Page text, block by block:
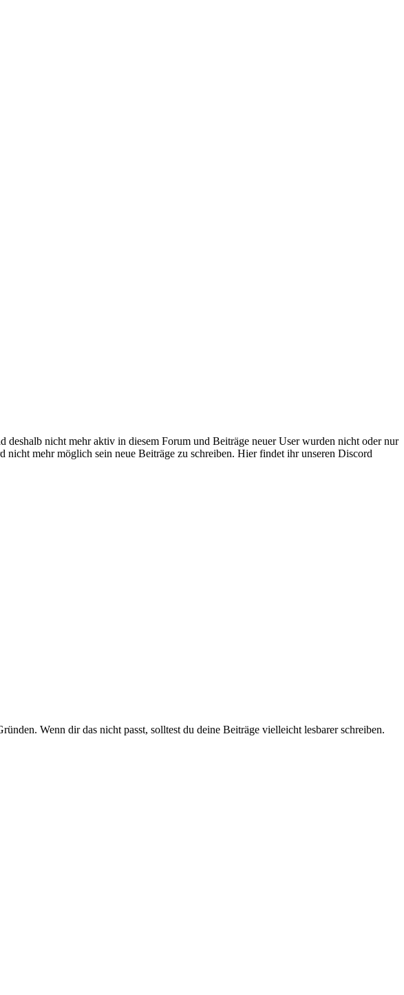
nicht mehr aktiv in diesem Forum und Beiträge neuer User wurden nicht oder nur
mehr möglich sein neue Beiträge zu schreiben. Hier findet ihr unseren Discord
Wenn dir das nicht passt, solltest du deine Beiträge vielleicht lesbarer schreiben.